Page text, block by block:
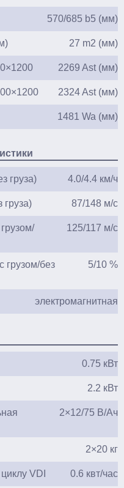
570/685 b5 (мм)
27 m2 (мм)
2269 Ast (мм)
2324 Ast (мм)
1481 Wa (мм)
груза) 4.0/4.4 км/ч
груза) 87/148 м/с
125/117 м/с
грузом/без
5/10 %
электромагнитная
0.75 кВт
2.2 кВт
2×12/75 В/Ач
2×20 кг
VDI 0.6 квт/час